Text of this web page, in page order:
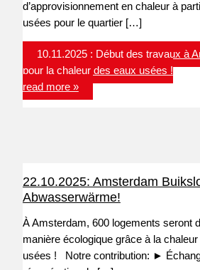
d’approvisionnement en chaleur à
usées pour le quartier […]
10.11.2025 : Début des travaux à
pour la chaleur des eaux usées !
read more »
22.10.2025: Amsterdam
Abwasserwärme!
À Amsterdam, 600 logements seront
manière écologique grâce à la
usées ! Notre contribution: ►